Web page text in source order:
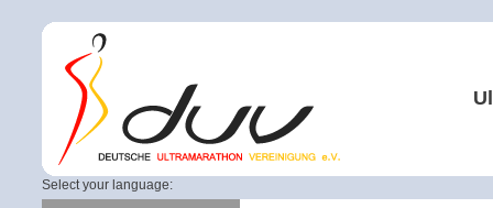
Select your language: